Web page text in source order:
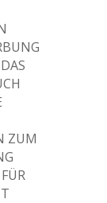
ZUM